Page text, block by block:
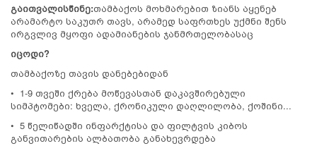
გაითვალისწინე:თამბაქოს მოხმარებით ზიანს აყენებ
არამარტო საკუთრ თავს, არამედ საფრთხეს უქმნი შენს
ირგვლივ მყოფი ადამიანების ჯანმრთელობასაც
იცოდი?
თამბაქოზე თავის დანებებიდან
• 1-9 თვეში ქრება მოწევასთან დაკავშირებული
სიმპტომები: ხველა, ქრონიკული დაღლილობა, ქოშინი...
• 5 წელიწადში ინფარქტისა და ფილტვის კიბოს
განვითარების ალბათობა განახევრდება